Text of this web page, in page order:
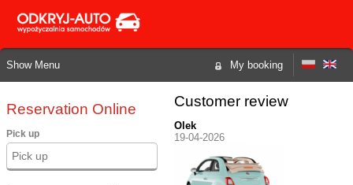
My booking
Show Menu
Reservation Online
Pick up
Customer review
Olek
19-04-2026